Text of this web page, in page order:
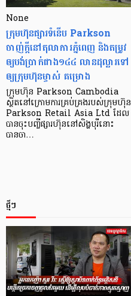
None
ក្រុមហ៊ុនផ្សារទំនើប Parkson
ចាញ់ក្ដីនៅតុលាការភ្នំពេញ និងតម្រូវ
ឲ្យបង់ប្រាក់ជាង១៤៤ លានដុល្លារទៅ
ឲ្យក្រុមហ៊ុនម្ចាស់ គម្រោង
ក្រុមហ៊ុន Parkson Cambodia
ស្ថិតនៅក្រោមការគ្រប់គ្រងរបស់ក្រុមហ៊ុន
Parkson Retail Asia Ltd ដែល
បានចុះបញ្ចីផ្សារហ៊ុននៅសិង្ហបុរីនោះ
បានចា…
ថ្មីៗ